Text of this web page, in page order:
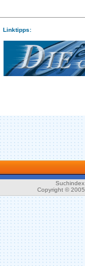
Linktipps:
Copyright ©